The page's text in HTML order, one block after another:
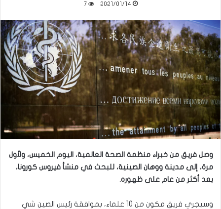
2021/01/14
7
وصل فريق من خبراء منظمة الصحة العالمية، اليوم الخميس، ولأول
مرة، إلى مدينة ووهان الصينية، للبحث في منشأ فيروس كورونا،
بعد أكثر من عام على ظهوره.
وسيجري فريق مكون من 10 علماء، بموافقة رئيس الصين شي